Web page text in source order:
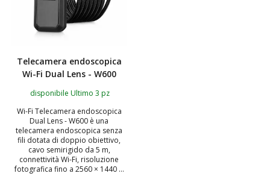
Telecamera endoscopica
Wi-Fi Dual Lens - W600
disponibile Ultimo 3 pz
Wi-Fi Telecamera endoscopica
Dual Lens - W600 è una
telecamera endoscopica senza
fili dotata di doppio obiettivo,
cavo semirigido da 5 m,
connettività Wi-Fi, risoluzione
fotografica fino a 2560 × 1440 ...